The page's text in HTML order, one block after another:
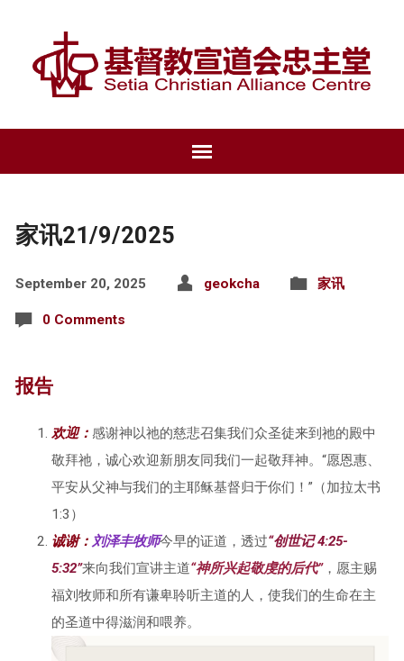
家讯21/9/2025
September 20, 2025 geokcha 家讯
0 Comments
报告
欢迎： 感谢神以祂的慈悲召集我们众圣徒来到祂的殿中
敬拜祂，诚心欢迎新朋友同我们一起敬拜神。“愿恩惠、
平安从父神与我们的主耶稣基督归于你们！”（加拉太书
1:3）
诚谢： 刘泽丰牧师今早的证道，透过“创世记 4:25-
5:32”来向我们宣讲主道“神所兴起敬虔的后代”，愿主赐
福刘牧师和所有谦卑聆听主道的人，使我们的生命在主
的圣道中得滋润和喂养。